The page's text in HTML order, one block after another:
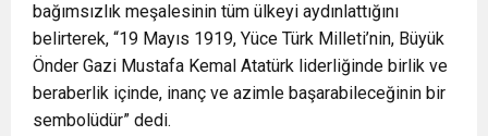
bağımsızlık meşalesinin tüm ülkeyi aydınlattığını
belirterek, “19 Mayıs 1919, Yüce Türk Milleti’nin, Büyük
Önder Gazi Mustafa Kemal Atatürk liderliğinde birlik ve
beraberlik içinde, inanç ve azimle başarabileceğinin bir
sembolüdür” dedi.